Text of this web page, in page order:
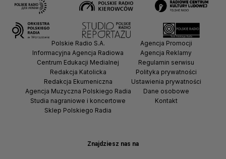
Znajdziesz nas na
Polskie Radio S.A.
Informacyjna Agencja Radiowa
Centrum Edukacji Medialnej
Redakcja Katolicka
Redakcja Ekumeniczna
Agencja Muzyczna Polskiego Radia
Studia nagraniowe i koncertowe
Sklep Polskiego Radia
Agencja Promocji
Agencja Reklamy
Regulamin serwisu
Polityka prywatności
Ustawienia prywatności
Dane osobowe
Kontakt